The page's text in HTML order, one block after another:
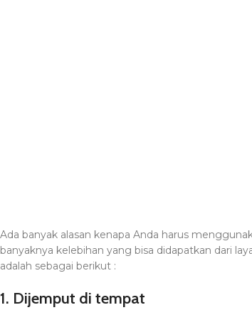
Ada banyak alasan kenapa Anda harus
banyaknya kelebihan yang bisa didapatkan dari
adalah sebagai berikut :
1. Dijemput di tempat